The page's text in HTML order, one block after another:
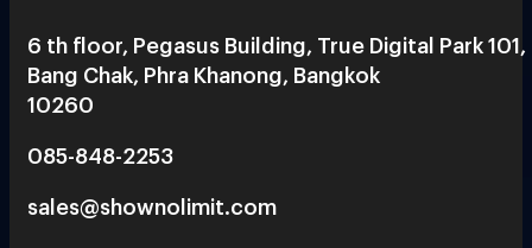
6 th floor, Pegasus Building, True Digital Park 101,
Bang Chak, Phra Khanong, Bangkok
10260
085-848-2253
sales@shownolimit.com